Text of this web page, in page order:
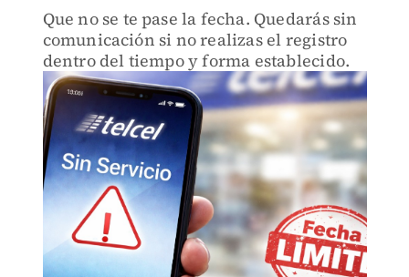
Que no se te pase la fecha. Quedarás sin
comunicación si no realizas el registro
dentro del tiempo y forma establecido.